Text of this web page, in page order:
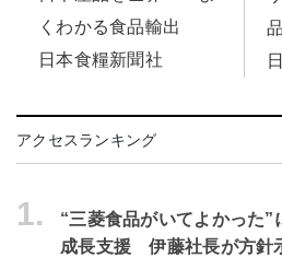
くわかる食品輸出
日本食糧新聞社
アクセスランキング
1.
“三菱食品がいてよかった
成長支援 伊藤社長が方針